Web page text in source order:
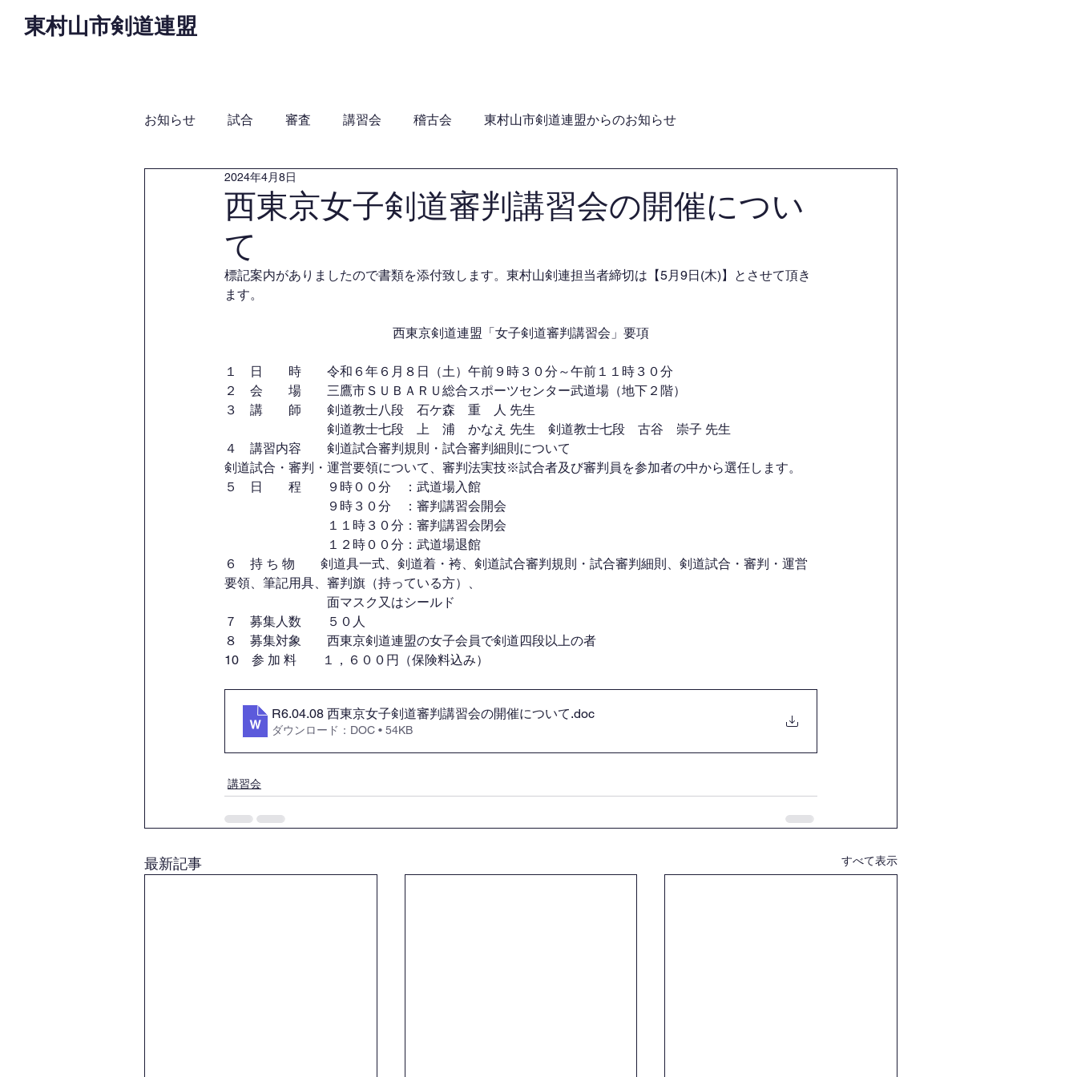
東村山市剣道連盟
お知らせ 試合 審査 講習会 稽古会 東村山市剣道連盟からのお知らせ
西東京女子剣道審判講習会の開催につい
て
2024年4月8日
標記案内がありましたので書類を添付致します。東村山剣連担当者締切は【5月9日(木)】とさせて頂き
ます。
西東京剣道連盟「女子剣道審判講習会」要項
１　日　　時　　令和６年６月８日（土）午前９時３０分～午前１１時３０分
２　会　　場　　三鷹市ＳＵＢＡＲＵ総合スポーツセンター武道場（地下２階）
３　講　　師　　剣道教士八段　石ケ森　重　人 先生
剣道教士七段　上　浦　かなえ 先生　剣道教士七段　古谷　崇子 先生
４　講習内容　　剣道試合審判規則・試合審判細則について
剣道試合・審判・運営要領について、審判法実技※試合者及び審判員を参加者の中から選任します。
５　日　　程　　９時００分　：武道場入館
９時３０分　：審判講習会開会
１１時３０分：審判講習会閉会
１２時００分：武道場退館
６　持 ち 物　　剣道具一式、剣道着・袴、剣道試合審判規則・試合審判細則、剣道試合・審判・運営
要領、筆記用具、審判旗（持っている方）、
面マスク又はシールド
７　募集人数　　５０人
８　募集対象　　西東京剣道連盟の女子会員で剣道四段以上の者
10　参 加 料　　１，６００円（保険料込み）
R6.04.08 西東京女子剣道審判講習会の開催について.doc
ダウンロード：DOC • 54KB
講習会
最新記事 すべて表示